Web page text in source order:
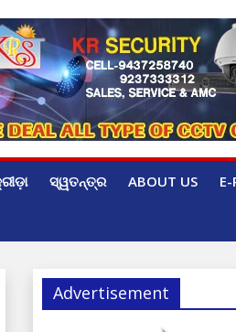
ସ୍ୱତନ୍ତ୍ର ABOUT US E-
Advertisement